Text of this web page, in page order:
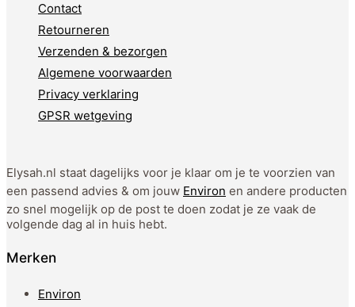
Contact
Retourneren
Verzenden & bezorgen
Algemene voorwaarden
Privacy verklaring
GPSR wetgeving
Elysah.nl staat dagelijks voor je klaar om je te voorzien van
een passend advies & om jouw Environ en andere producten
zo snel mogelijk op de post te doen zodat je ze vaak de
volgende dag al in huis hebt.
Merken
Environ